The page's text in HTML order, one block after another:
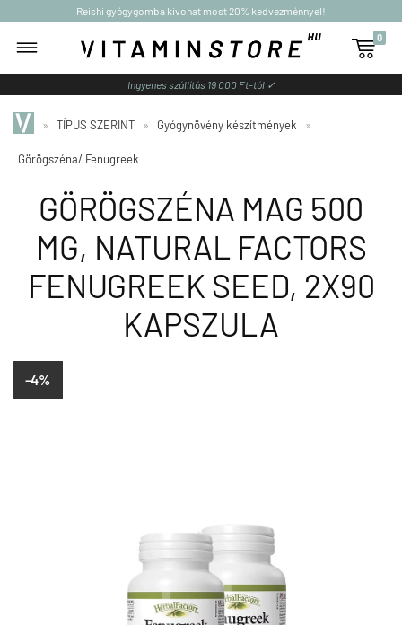
Reishi gyógygomba kivonat most 20% kedvezménnyel!

0
Ingyenes szállítás 19 000 Ft-tól ✓
» TÍPUS SZERINT » Gyógynövény készítmények »
Görögszéna/ Fenugreek
GÖRÖGSZÉNA MAG 500
MG, NATURAL FACTORS
FENUGREEK SEED, 2X90
KAPSZULA
-4%